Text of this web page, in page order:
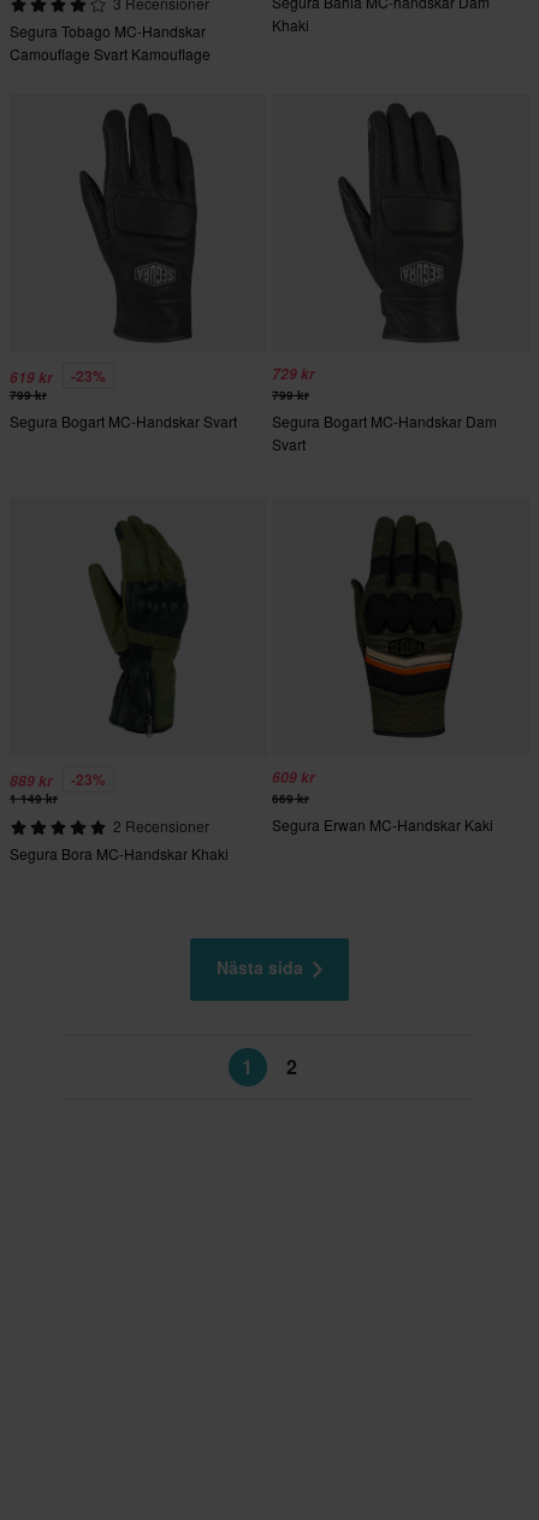
Segura Tobago MC-Handskar
Camouflage Svart Kamouflage
Khaki
619 kr -23%
799 kr
Segura Bogart MC-Handskar Svart
729 kr
799 kr
Segura Bogart MC-Handskar Dam
Svart
889 kr -23%
1 149 kr
2 Recensioner
Segura Bora MC-Handskar Khaki
609 kr
669 kr
Segura Erwan MC-Handskar Kaki
Nästa sida
1 2